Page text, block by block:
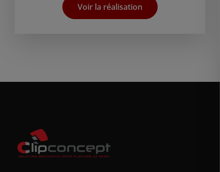
Voir la réalisation